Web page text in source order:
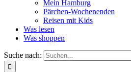
Mein Hamburg
Pärchen-Wochenenden
Reisen mit Kids
Was lesen
Was shoppen
Suche nach: